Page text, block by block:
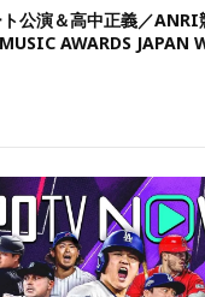
公演＆高中正義／ANRI
AWARDS JAPAN